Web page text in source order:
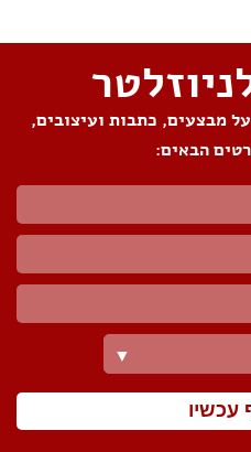
מבצעים, כתבות ועיצובים,
הבאים:
▼
עכשיו